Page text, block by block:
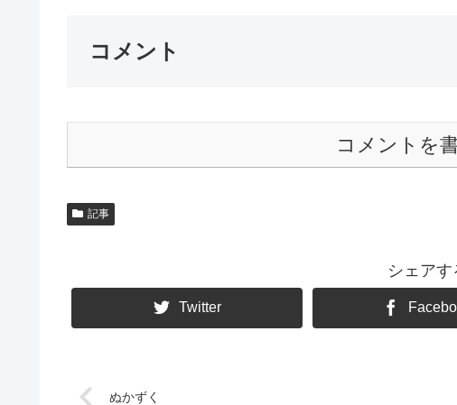
コメント
コメントを
記事
シェアす
Twitter
ぬかずく